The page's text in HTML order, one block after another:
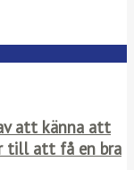
att känna att
till att få en bra